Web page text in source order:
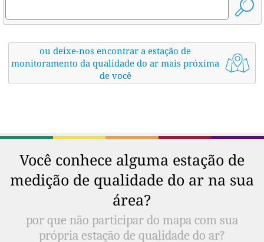
ou deixe-nos encontrar a estação de
monitoramento da qualidade do ar mais próxima
de você
Você conhece alguma estação de
medição de qualidade do ar na sua
área?
por que não participar do mapa com sua
própria estação de qualidade do ar?